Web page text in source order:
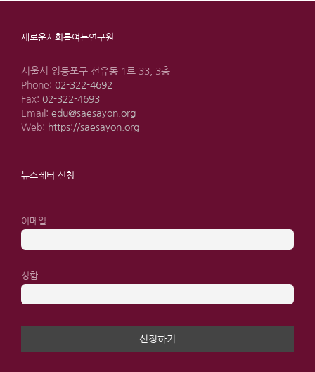
새로운사회를여는연구원
서울시 영등포구 선유동 1로 33, 3층
Phone: 02-322-4692
Fax: 02-322-4693
Email: edu@saesayon.org
Web: https://saesayon.org
뉴스레터 신청
이메일
성함